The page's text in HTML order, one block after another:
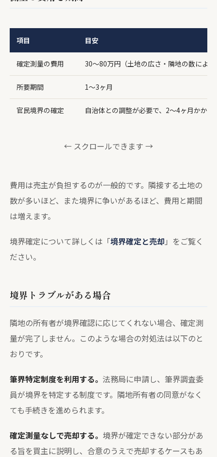
項目 目安
確定測量の費用 30〜80万円（土地の広さ・隣地の数によ
所要期間 1〜3ヶ月
官民境界の確定 自治体との調整が必要で、2〜4ヶ月かかる
← スクロールできます →
費用は売主が負担するのが一般的です。隣接する土地の
数が多いほど、また境界に争いがあるほど、費用と期間
は増えます。
境界確定について詳しくは「境界確定と売却 」をご覧く
ださい。
境界トラブルがある場合
隣地の所有者が境界確認に応じてくれない場合、確定測
量が完了しません。このような場合の対処法は以下のと
おりです。
筆界特定制度を利用する。 法務局に申請し、筆界調査委
員が境界を特定する制度です。隣地所有者の同意がなく
ても手続きを進められます。
確定測量なしで売却する。 境界が確定できない部分があ
る旨を買主に説明し、合意のうえで売却するケースもあ